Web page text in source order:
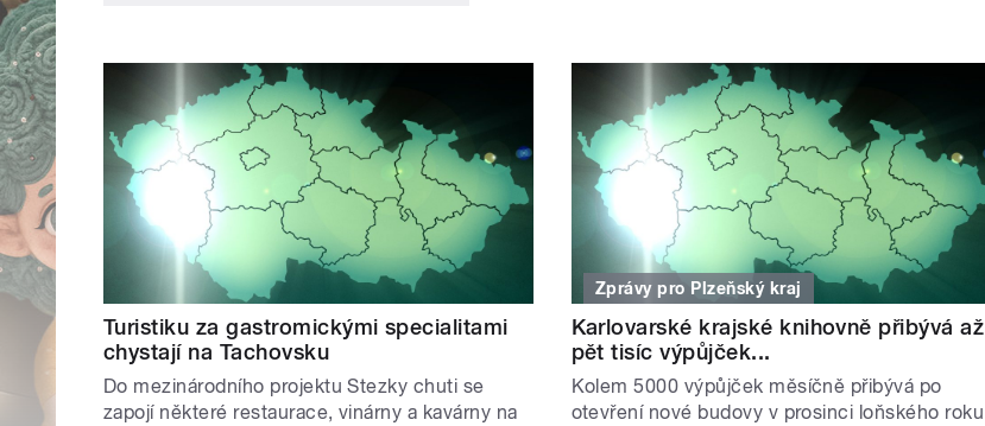
Turistiku za gastromickými specialitami
chystají na Tachovsku
Do mezinárodního projektu Stezky chuti se
zapojí některé restaurace, vinárny a kavárny na
Zprávy pro Plzeňský kraj
Karlovarské krajské knihovně přibývá až
pět tisíc výpůjček...
Kolem 5000 výpůjček měsíčně přibývá po
otevření nové budovy v prosinci loňského roku